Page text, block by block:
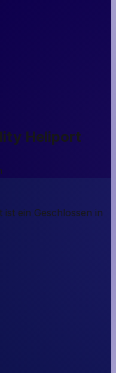
Heliport
ein Geschlossen in